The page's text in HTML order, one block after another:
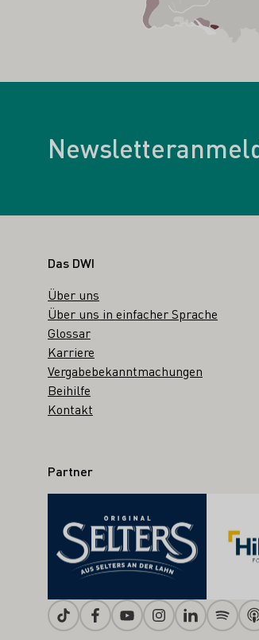
Fußbereich
Das DWI
Über uns
Über uns in einfacher Sprache
Glossar
Karriere
Vergabebekanntmachungen
Beihilfe
Kontakt
Partner
TiktokFacebookYoutubeInstagramLinkedinSpotify